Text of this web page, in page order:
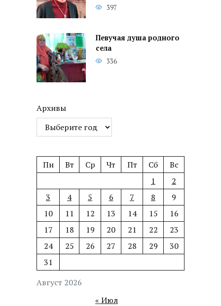
397
Певучая душа родного
села
336
Архивы
Август 2026
Пн Вт Ср Чт Пт Сб
Вс
1
2
3
4 5 6 7 8
9
10
11 12 13 14 15
16
17
18 19 20 21 22
23
24
25 26 27 28 29
30
31
« Июл